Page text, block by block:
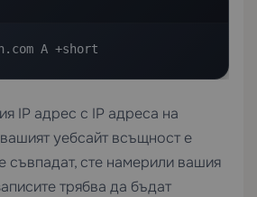
A +short
IP адрес с IP адреса на
уебсайт всъщност е
съвпадат, сте намерили вашия
трябва да бъдат